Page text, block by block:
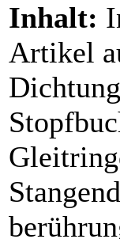
Inhalt:
Artikel